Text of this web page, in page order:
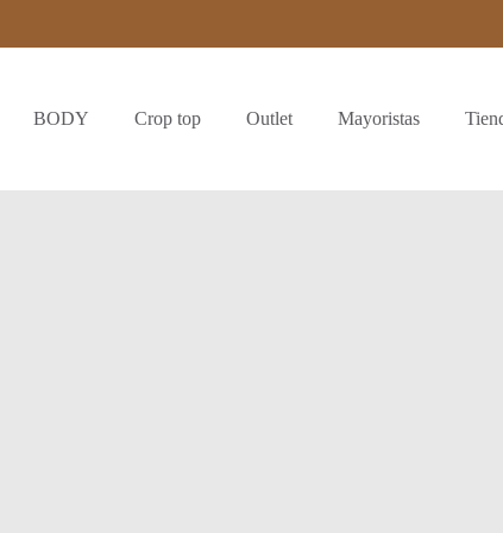
BODY Crop top Outlet Mayoristas